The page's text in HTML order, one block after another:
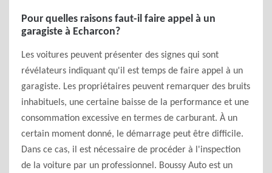
Pour quelles raisons faut-il faire appel à un
garagiste à Echarcon?
Les voitures peuvent présenter des signes qui sont
révélateurs indiquant qu'il est temps de faire appel à un
garagiste. Les propriétaires peuvent remarquer des bruits
inhabituels, une certaine baisse de la performance et une
consommation excessive en termes de carburant. À un
certain moment donné, le démarrage peut être difficile.
Dans ce cas, il est nécessaire de procéder à l'inspection
de la voiture par un professionnel. Boussy Auto est un